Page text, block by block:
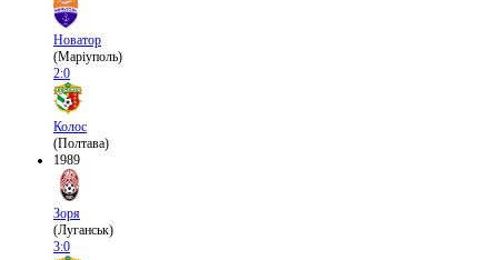
Новатор
(Маріуполь)
2:0
Колос
(Полтава)
1989
Зоря
(Луганськ)
3:0